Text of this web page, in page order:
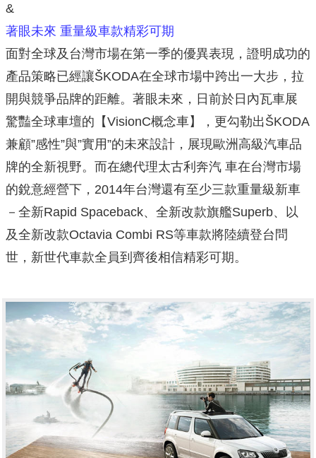
&
著眼未來 重量級車款精彩可期
面對全球及台灣市場在第一季的優異表現，證明成功的
產品策略已經讓ŠKODA在全球市場中跨出一大步，拉
開與競爭品牌的距離。著眼未來，日前於日內瓦車展
驚豔全球車壇的【VisionC概念車】，更勾勒出ŠKODA
兼顧”感性”與”實用”的未來設計，展現歐洲高級汽車品
牌的全新視野。而在總代理太古利奔汽 車在台灣市場
的銳意經營下，2014年台灣還有至少三款重量級新車
－全新Rapid Spaceback、全新改款旗艦Superb、以
及全新改款Octavia Combi RS等車款將陸續登台問
世，新世代車款全員到齊後相信精彩可期。